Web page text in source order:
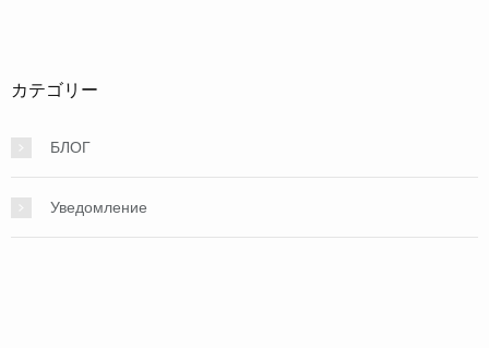
カテゴリー
БЛОГ
Уведомление